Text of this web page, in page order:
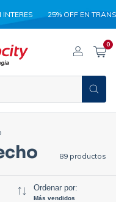
25% OFF EN
0
89 productos
Ordenar por:
Más vendidos